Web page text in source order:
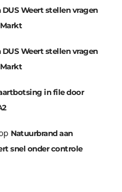
DUS Weert stellen vragen
DUS Weert stellen vragen
in file door
Natuurbrand aan
snel onder controle